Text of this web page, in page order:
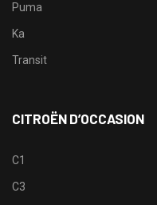
Puma
Ka
Transit
CITROËN D’OCCASION
C1
C3